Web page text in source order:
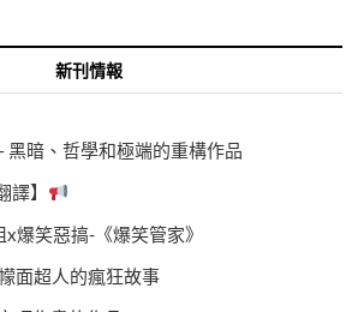
新刊情報
黑暗、哲學和極端的重構作品
譯】
爆笑惡搞-《爆笑管家》
面超人的瘋狂故事